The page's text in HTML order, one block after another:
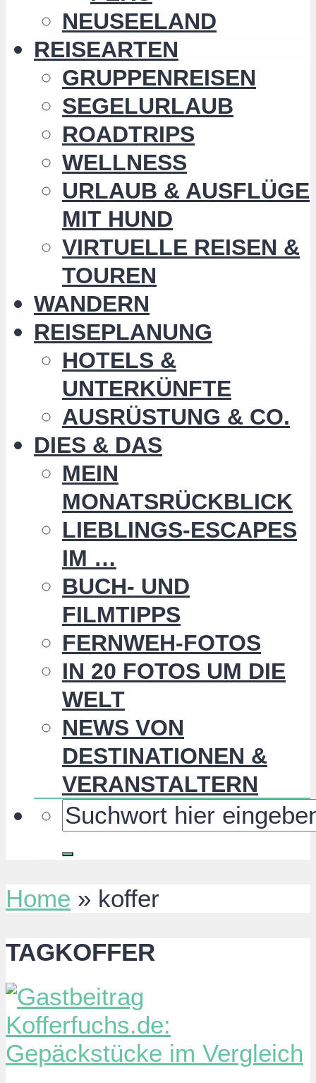
NEUSEELAND
REISEARTEN
GRUPPENREISEN
SEGELURLAUB
ROADTRIPS
WELLNESS
URLAUB & AUSFLÜGE
MIT HUND
VIRTUELLE REISEN &
TOUREN
WANDERN
REISEPLANUNG
HOTELS &
UNTERKÜNFTE
AUSRÜSTUNG & CO.
DIES & DAS
MEIN
MONATSRÜCKBLICK
LIEBLINGS-ESCAPES
IM …
BUCH- UND
FILMTIPPS
FERNWEH-FOTOS
IN 20 FOTOS UM DIE
WELT
NEWS VON
DESTINATIONEN &
VERANSTALTERN
Home » koffer
TAGKOFFER